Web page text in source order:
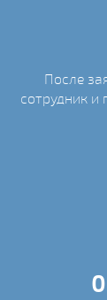
После
сотрудник